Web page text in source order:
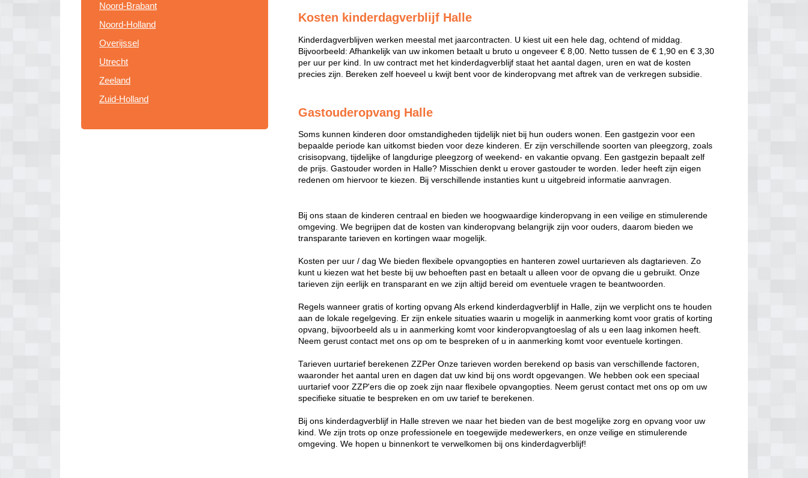
Noord-Brabant
Noord-Holland
Overijssel
Utrecht
Zeeland
Zuid-Holland
Kosten kinderdagverblijf Halle
Kinderdagverblijven werken meestal met jaarcontracten. U kiest uit een hele dag, ochtend of middag.
Bijvoorbeeld: Afhankelijk van uw inkomen betaalt u bruto u ongeveer € 8,00. Netto tussen de € 1,90 en € 3,30
per uur per kind. In uw contract met het kinderdagverblijf staat het aantal dagen, uren en wat de kosten
precies zijn. Bereken zelf hoeveel u kwijt bent voor de kinderopvang met aftrek van de verkregen subsidie.
Gastouderopvang Halle
Soms kunnen kinderen door omstandigheden tijdelijk niet bij hun ouders wonen. Een gastgezin voor een
bepaalde periode kan uitkomst bieden voor deze kinderen. Er zijn verschillende soorten van pleegzorg, zoals
crisisopvang, tijdelijke of langdurige pleegzorg of weekend- en vakantie opvang. Een gastgezin bepaalt zelf
de prijs. Gastouder worden in Halle? Misschien denkt u erover gastouder te worden. Ieder heeft zijn eigen
redenen om hiervoor te kiezen. Bij verschillende instanties kunt u uitgebreid informatie aanvragen.
Bij ons staan de kinderen centraal en bieden we hoogwaardige kinderopvang in een veilige en stimulerende
omgeving. We begrijpen dat de kosten van kinderopvang belangrijk zijn voor ouders, daarom bieden we
transparante tarieven en kortingen waar mogelijk.
Kosten per uur / dag We bieden flexibele opvangopties en hanteren zowel uurtarieven als dagtarieven. Zo
kunt u kiezen wat het beste bij uw behoeften past en betaalt u alleen voor de opvang die u gebruikt. Onze
tarieven zijn eerlijk en transparant en we zijn altijd bereid om eventuele vragen te beantwoorden.
Regels wanneer gratis of korting opvang Als erkend kinderdagverblijf in Halle, zijn we verplicht ons te houden
aan de lokale regelgeving. Er zijn enkele situaties waarin u mogelijk in aanmerking komt voor gratis of korting
opvang, bijvoorbeeld als u in aanmerking komt voor kinderopvangtoeslag of als u een laag inkomen heeft.
Neem gerust contact met ons op om te bespreken of u in aanmerking komt voor eventuele kortingen.
Tarieven uurtarief berekenen ZZPer Onze tarieven worden berekend op basis van verschillende factoren,
waaronder het aantal uren en dagen dat uw kind bij ons wordt opgevangen. We hebben ook een speciaal
uurtarief voor ZZP'ers die op zoek zijn naar flexibele opvangopties. Neem gerust contact met ons op om uw
specifieke situatie te bespreken en om uw tarief te berekenen.
Bij ons kinderdagverblijf in Halle streven we naar het bieden van de best mogelijke zorg en opvang voor uw
kind. We zijn trots op onze professionele en toegewijde medewerkers, en onze veilige en stimulerende
omgeving. We hopen u binnenkort te verwelkomen bij ons kinderdagverblijf!